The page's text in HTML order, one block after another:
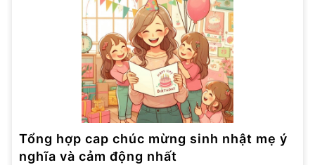
Tổng hợp cap chúc mừng sinh nhật mẹ ý
nghĩa và cảm động nhất